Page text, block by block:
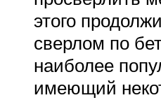
этого
сверлом по
наиболее
имеющий